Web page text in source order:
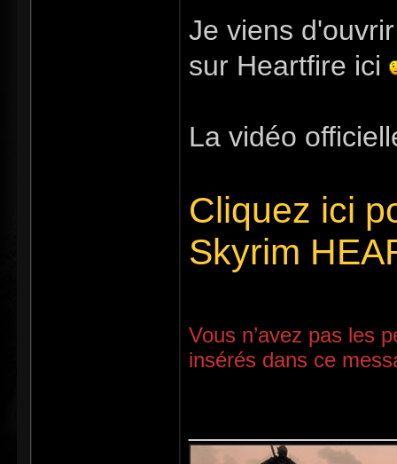
Je viens
sur Heartfire ici
La vidéo
Cliquez ici
Skyrim
Vous n’avez pas les
insérés dans ce